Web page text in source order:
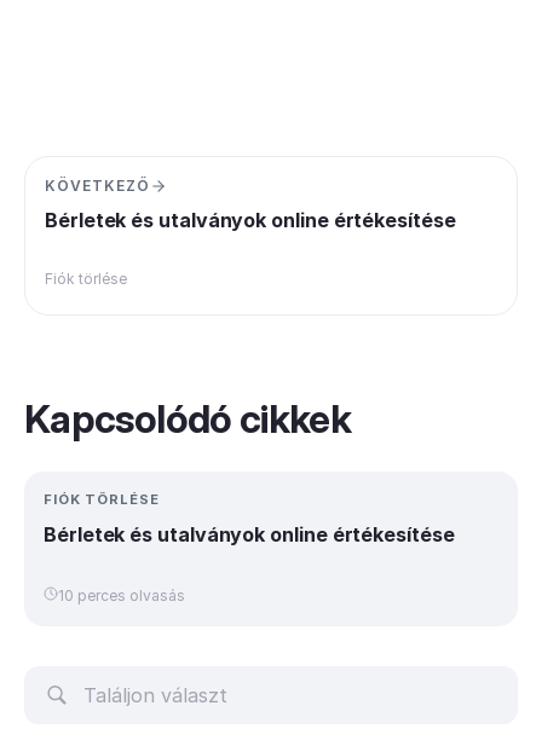
KÖVETKEZŐ
Bérletek és utalványok online értékesítése
Fiók törlése
Kapcsolódó cikkek
FIÓK TÖRLÉSE
Bérletek és utalványok online értékesítése
10 perces olvasás